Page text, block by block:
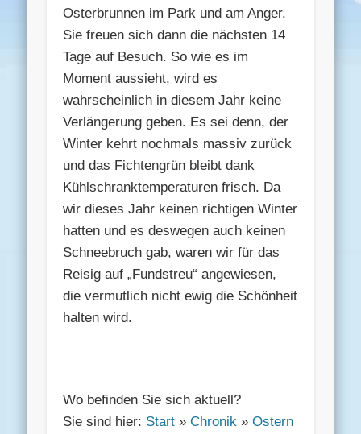
Osterbrunnen im Park und am Anger.
Sie freuen sich dann die nächsten 14
Tage auf Besuch. So wie es im
Moment aussieht, wird es
wahrscheinlich in diesem Jahr keine
Verlängerung geben. Es sei denn, der
Winter kehrt nochmals massiv zurück
und das Fichtengrün bleibt dank
Kühlschranktemperaturen frisch. Da
wir dieses Jahr keinen richtigen Winter
hatten und es deswegen auch keinen
Schneebruch gab, waren wir für das
Reisig auf „Fundstreu“ angewiesen,
die vermutlich nicht ewig die Schönheit
halten wird.
Wo befinden Sie sich aktuell?
Sie sind hier: Start »Chronik »Ostern